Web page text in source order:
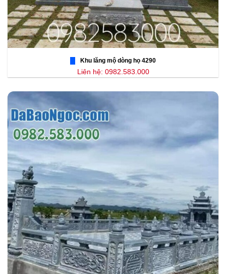
Khu lăng mộ dòng họ 4290
Liên hệ: 0982.583.000